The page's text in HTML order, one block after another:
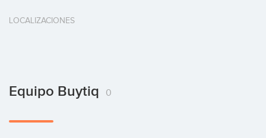
LOCALIZACIONES
Equipo Buytiq 0